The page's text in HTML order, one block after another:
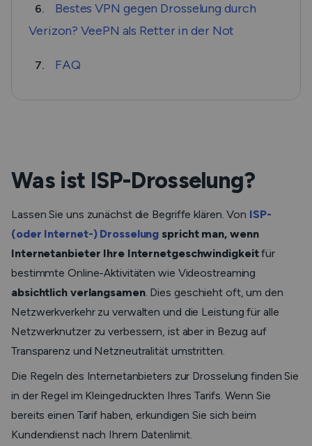
6.
Bestes VPN gegen Drosselung durch
Verizon? VeePN als Retter in der Not
7. FAQ
Was ist ISP-Drosselung?
Lassen Sie uns zunächst die Begriffe klären. Von ISP-
(oder Internet-) Drosselung spricht man, wenn
Internetanbieter Ihre Internetgeschwindigkeitfür
bestimmte Online-Aktivitäten wie Videostreaming
absichtlich verlangsamen. Dies geschieht oft, um den
Netzwerkverkehr zu verwalten und die Leistung für alle
Netzwerknutzer zu verbessern, ist aber in Bezug auf
Transparenz und Netzneutralität umstritten.
Die Regeln des Internetanbieters zur Drosselung finden Sie
in der Regel im Kleingedruckten Ihres Tarifs. Wenn Sie
bereits einen Tarif haben, erkundigen Sie sich beim
Kundendienst nach Ihrem Datenlimit.